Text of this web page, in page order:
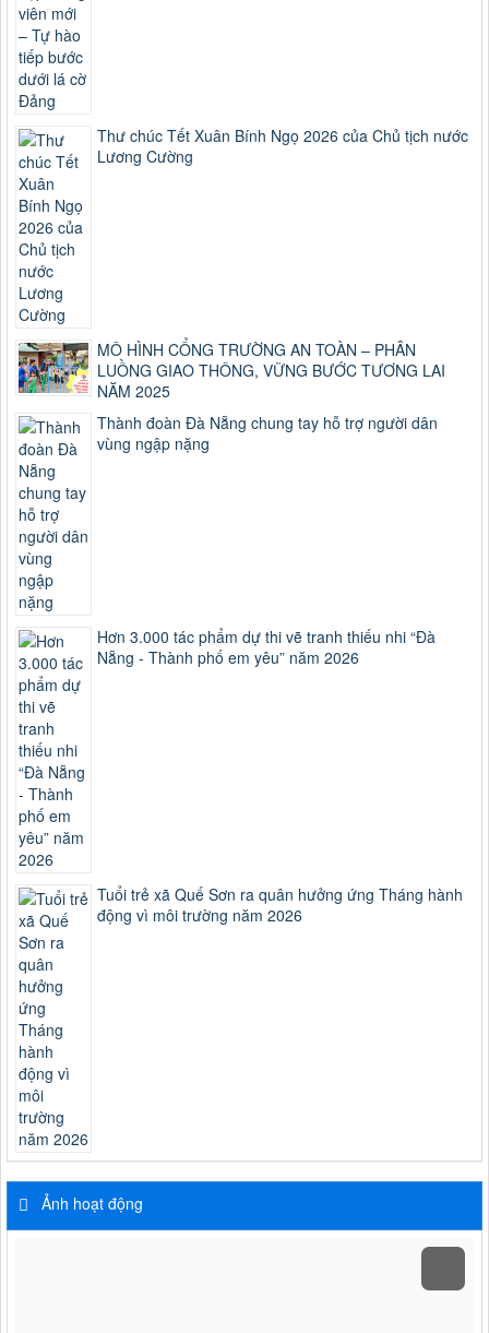
Thư chúc Tết Xuân Bính Ngọ 2026 của Chủ tịch nước
Lương Cường
MÔ HÌNH CỔNG TRƯỜNG AN TOÀN – PHÂN
LUỒNG GIAO THÔNG, VỮNG BƯỚC TƯƠNG LAI
NĂM 2025
Thành đoàn Đà Nẵng chung tay hỗ trợ người dân
vùng ngập nặng
Hơn 3.000 tác phẩm dự thi vẽ tranh thiếu nhi “Đà
Nẵng - Thành phố em yêu” năm 2026
Tuổi trẻ xã Quế Sơn ra quân hưởng ứng Tháng hành
động vì môi trường năm 2026
Ảnh hoạt động